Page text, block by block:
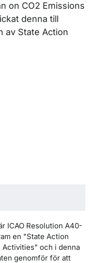
on CO2 Emissions
denna till
av State Action
ICAO Resolution A40-
en "State Action
Activities" och i denna
genomför för att